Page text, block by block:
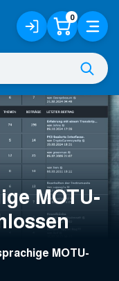
Anmelden
/
Registrieren
0 Menü
MOTU-
MOTU-